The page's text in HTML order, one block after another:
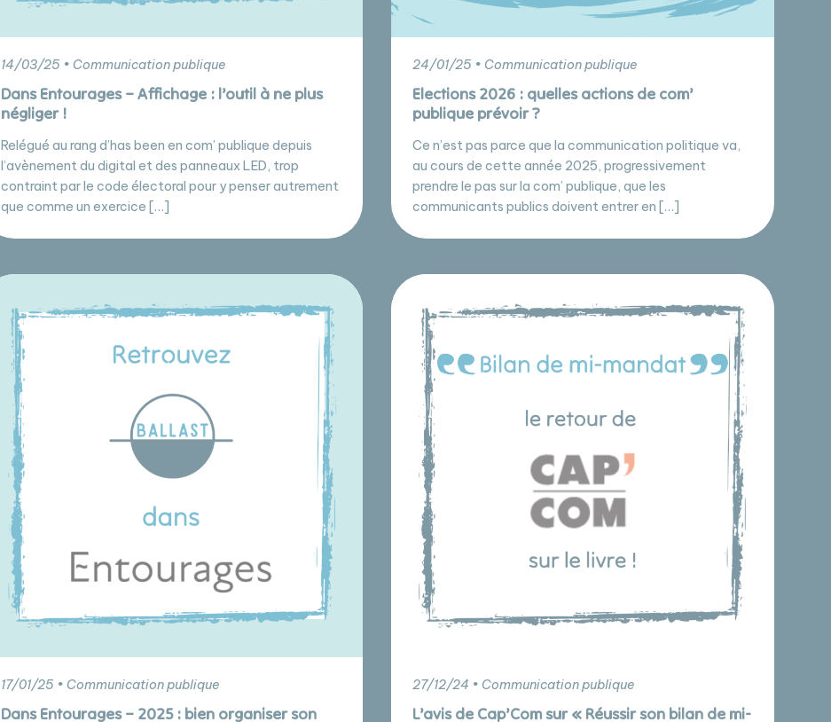
14/03/25 • Communication publique
Dans Entourages – Affichage : l’outil à ne plus
négliger !
Relégué au rang d’has been en com’ publique depuis
l’avènement du digital et des panneaux LED, trop
contraint par le code électoral pour y penser autrement
que comme un exercice […]
24/01/25 • Communication publique
Elections 2026 : quelles actions de com’
publique prévoir ?
Ce n’est pas parce que la communication politique va,
au cours de cette année 2025, progressivement
prendre le pas sur la com’ publique, que les
communicants publics doivent entrer en […]
17/01/25 • Communication publique
Dans Entourages – 2025 : bien organiser son
27/12/24 • Communication publique
L’avis de Cap’Com sur « Réussir son bilan de mi-